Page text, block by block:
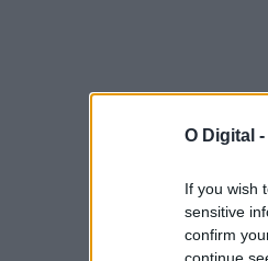
O Digital -
If you wish
sensitive
confirm